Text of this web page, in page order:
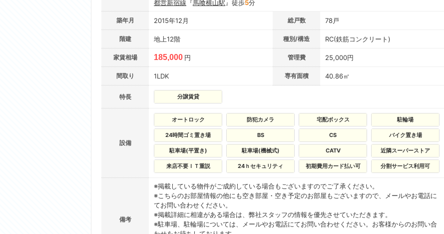
都営新宿線 『馬喰横山駅 』徒歩5分
築年月 2015年12月 総戸数 78戸
階建 地上12階 種別/構造 RC(鉄筋コンクリート)
家賃相場 185,000 円 管理費 25,000円
間取り 1LDK 専有面積 40.86㎡
特長 分譲賃貸
設備
オートロック 防犯カメラ 宅配ボックス 駐輪場
24時間ゴミ置き場 BS CS バイク置き場
駐車場(平置き) 駐車場(機械式) CATV 近隣スーパーストア
来店不要ＩＴ重説 24ｈセキュリティ 初期費用カード払い可 分割サービス利用可
備考
※掲載している物件がご成約している場合もございますのでご了承ください。
※こちらのお部屋情報の他にも空き部屋・空き予定のお部屋もございますので、メールやお電話に
てお問い合わせください。
※掲載詳細に相違がある場合は、弊社スタッフの情報を優先させていただきます。
※駐車場、駐輪場については、メールやお電話にてお問い合わせください。お客様からのお問い合